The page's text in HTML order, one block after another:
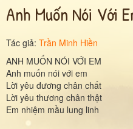
Anh Muốn Nói Với
Tác giả: Trần Minh Hiền
ANH MUỐN NÓI VỚI EM
Anh muốn nói với em
Lời yêu đương chân chất
Lời yêu thương chân thật
Em nhiệm mầu lung linh